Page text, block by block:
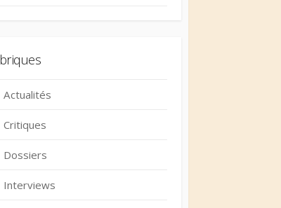
Actualités
Critiques
Dossiers
Interviews